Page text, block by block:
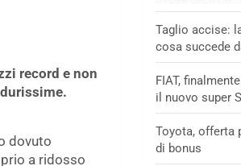
record e non
dovuto
a ridosso
Taglio accise:
cosa succede
FIAT,
il nuovo super
Toyota, offerta
di bonus